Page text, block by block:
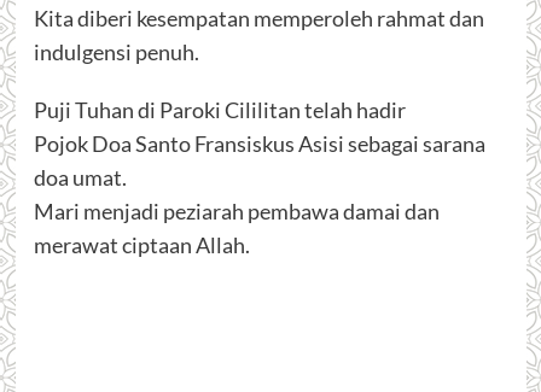
Kita diberi kesempatan memperoleh rahmat dan
indulgensi penuh.
Puji Tuhan di Paroki Cililitan telah hadir
Pojok Doa Santo Fransiskus Asisi sebagai sarana
doa umat.
Mari menjadi peziarah pembawa damai dan
merawat ciptaan Allah.